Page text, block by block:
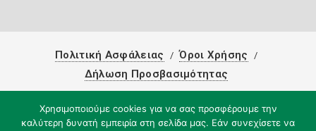
Πολιτική Ασφάλειας
Όροι Χρήσης
Δήλωση Προσβασιμότητας
Χρησιμοποιούμε cookies για να σας προσφέρουμε την
καλύτερη δυνατή εμπειρία στη σελίδα μας. Εάν συνεχίσετε να